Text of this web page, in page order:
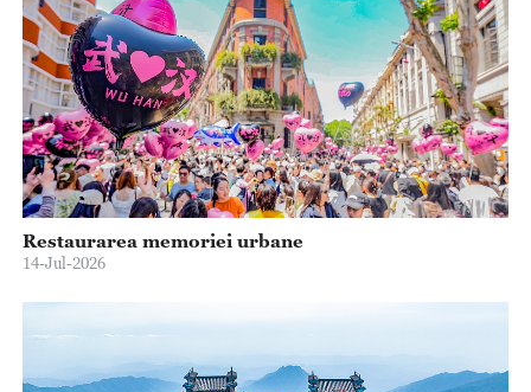
Restaurarea memoriei urbane
14-Jul-2026